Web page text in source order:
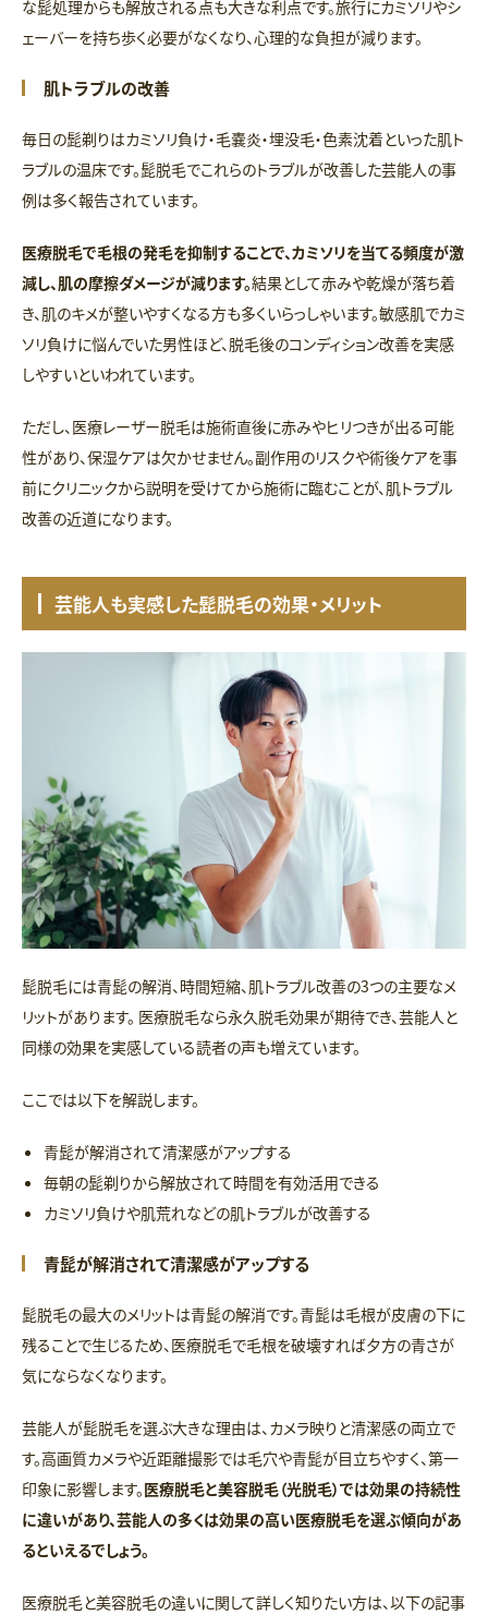
な髭処理からも解放される点も大きな利点です。旅行にカミソリやシ
ェーバーを持ち歩く必要がなくなり、心理的な負担が減ります。
肌トラブルの改善
毎日の髭剃りはカミソリ負け・毛嚢炎・埋没毛・色素沈着といった肌ト
ラブルの温床です。髭脱毛でこれらのトラブルが改善した芸能人の事
例は多く報告されています。
医療脱毛で毛根の発毛を抑制することで、カミソリを当てる頻度が激
減し、肌の摩擦ダメージが減ります。結果として赤みや乾燥が落ち着
き、肌のキメが整いやすくなる方も多くいらっしゃいます。敏感肌でカミ
ソリ負けに悩んでいた男性ほど、脱毛後のコンディション改善を実感
しやすいといわれています。
ただし、医療レーザー脱毛は施術直後に赤みやヒリつきが出る可能
性があり、保湿ケアは欠かせません。副作用のリスクや術後ケアを事
前にクリニックから説明を受けてから施術に臨むことが、肌トラブル
改善の近道になります。
芸能人も実感した髭脱毛の効果・メリット
髭脱毛には青髭の解消、時間短縮、肌トラブル改善の3つの主要なメ
リットがあります。 医療脱毛なら永久脱毛効果が期待でき、芸能人と
同様の効果を実感している読者の声も増えています。
ここでは以下を解説します。
青髭が解消されて清潔感がアップする
毎朝の髭剃りから解放されて時間を有効活用できる
カミソリ負けや肌荒れなどの肌トラブルが改善する
青髭が解消されて清潔感がアップする
髭脱毛の最大のメリットは青髭の解消です。青髭は毛根が皮膚の下に
残ることで生じるため、医療脱毛で毛根を破壊すれば夕方の青さが
気にならなくなります。
芸能人が髭脱毛を選ぶ大きな理由は、カメラ映りと清潔感の両立で
す。高画質カメラや近距離撮影では毛穴や青髭が目立ちやすく、第一
印象に影響します。医療脱毛と美容脱毛（光脱毛）では効果の持続性
に違いがあり、芸能人の多くは効果の高い医療脱毛を選ぶ傾向があ
るといえるでしょう。
医療脱毛と美容脱毛の違いに関して詳しく知りたい方は、以下の記事